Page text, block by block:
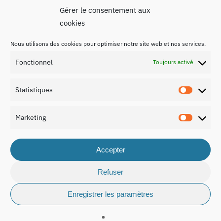
Gérer le consentement aux
cookies
Nous utilisons des cookies pour optimiser notre site web et nos services.
Fonctionnel Toujours activé
Statistiques
Marketing
Accepter
Refuser
Enregistrer les paramètres